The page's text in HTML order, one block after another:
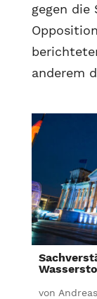
gegen die
anderem
von